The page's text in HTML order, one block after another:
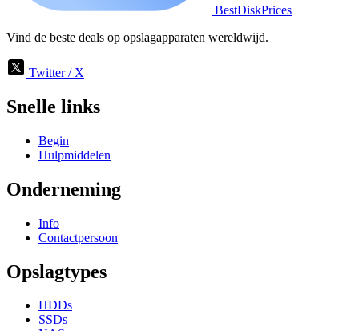
BestDiskPrices
Vind de beste deals op opslagapparaten wereldwijd.
Twitter / X
Snelle links
Begin
Hulpmiddelen
Onderneming
Info
Contactpersoon
Opslagtypes
HDDs
SSDs